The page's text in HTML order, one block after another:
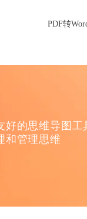
PDF转
好的思维导图
和管理思维